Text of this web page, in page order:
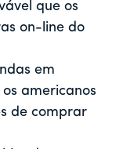
que os
on-line do
em
americanos
de comprar